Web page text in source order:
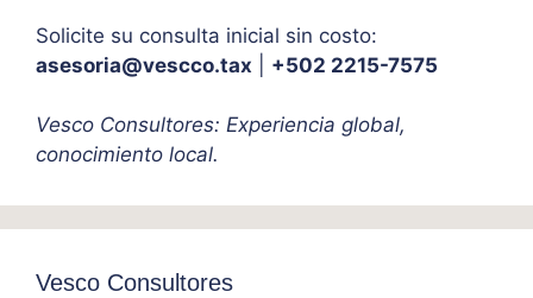
Solicite su consulta inicial sin costo:
asesoria@vescco.tax
+502 2215-7575
Vesco Consultores: Experiencia global,
conocimiento local.
Vesco Consultores